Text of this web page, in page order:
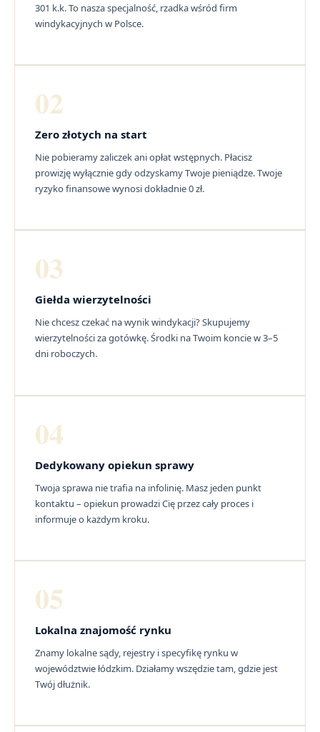
301 k.k. To nasza specjalność, rzadka wśród firm
windykacyjnych w Polsce.
02
Zero złotych na start
Nie pobieramy zaliczek ani opłat wstępnych. Płacisz
prowizję wyłącznie gdy odzyskamy Twoje pieniądze. Twoje
ryzyko finansowe wynosi dokładnie 0 zł.
03
Giełda wierzytelności
Nie chcesz czekać na wynik windykacji? Skupujemy
wierzytelności za gotówkę. Środki na Twoim koncie w 3–5
dni roboczych.
04
Dedykowany opiekun sprawy
Twoja sprawa nie trafia na infolinię. Masz jeden punkt
kontaktu – opiekun prowadzi Cię przez cały proces i
informuje o każdym kroku.
05
Lokalna znajomość rynku
Znamy lokalne sądy, rejestry i specyfikę rynku w
województwie łódzkim. Działamy wszędzie tam, gdzie jest
Twój dłużnik.